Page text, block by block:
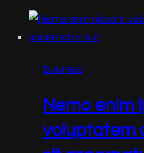
eum
in
ea
business
Nemo enim
voluptatem